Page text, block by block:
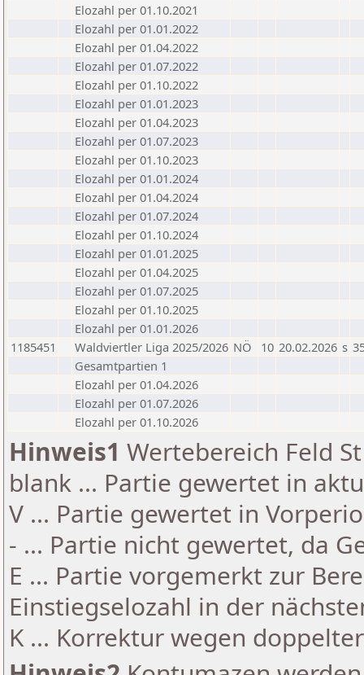
Elozahl per 01.10.2021
Elozahl per 01.01.2022
Elozahl per 01.04.2022
Elozahl per 01.07.2022
Elozahl per 01.10.2022
Elozahl per 01.01.2023
Elozahl per 01.04.2023
Elozahl per 01.07.2023
Elozahl per 01.10.2023
Elozahl per 01.01.2024
Elozahl per 01.04.2024
Elozahl per 01.07.2024
Elozahl per 01.10.2024
Elozahl per 01.01.2025
Elozahl per 01.04.2025
Elozahl per 01.07.2025
Elozahl per 01.10.2025
Elozahl per 01.01.2026
1185451
Waldviertler Liga 2025/2026 NÖ 10 20.02.2026 s
Gesamtpartien 1
Elozahl per 01.04.2026
Elozahl per 01.07.2026
Elozahl per 01.10.2026
Hinweis1 Wertebereich Feld
blank ... Partie gewertet in
V ... Partie gewertet in
- ... Partie nicht gewertet, da
E ... Partie vorgemerkt zur
Einstiegselozahl in der
K ... Korrektur wegen